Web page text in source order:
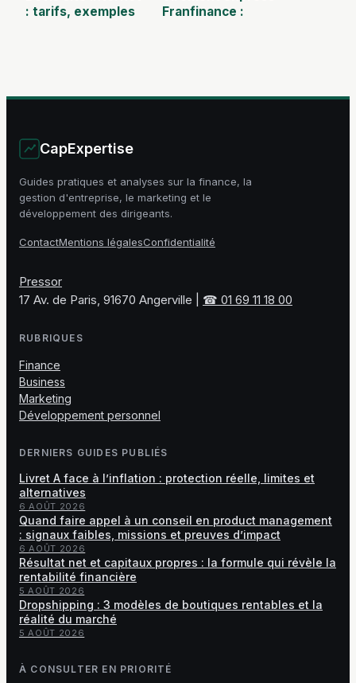
: tarifs, exemples
Franfinance :
votre réserve ?
CapExpertise
Guides pratiques et analyses sur la finance, la
gestion d'entreprise, le marketing et le
développement des dirigeants.
ContactMentions légalesConfidentialité
Pressor
17 Av. de Paris, 91670 Angerville
☎ 01 69 11 18 00
RUBRIQUES
Finance
Business
Marketing
Développement personnel
DERNIERS GUIDES PUBLIÉS
Livret A face à l’inflation : protection réelle, limites et
alternatives
6 AOÛT 2026
Quand faire appel à un conseil en product management
: signaux faibles, missions et preuves d’impact
6 AOÛT 2026
Résultat net et capitaux propres : la formule qui révèle la
rentabilité financière
5 AOÛT 2026
Dropshipping : 3 modèles de boutiques rentables et la
réalité du marché
5 AOÛT 2026
À CONSULTER EN PRIORITÉ